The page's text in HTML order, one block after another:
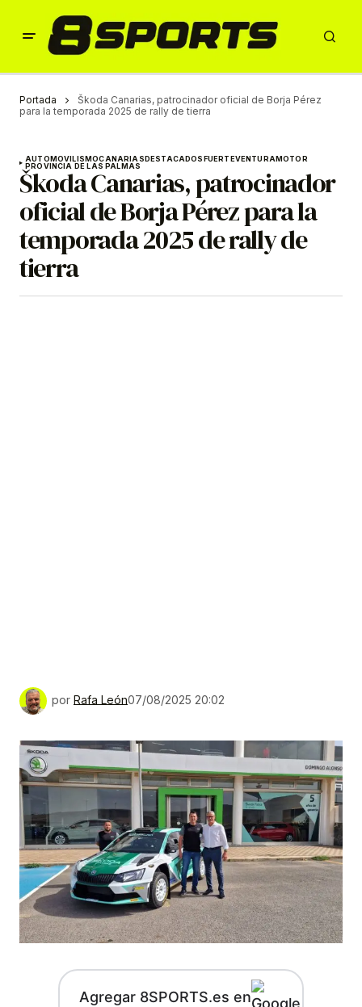
Portada
Škoda Canarias, patrocinador oficial de Borja Pérez
para la temporada 2025 de rally de tierra
AUTOMOVILISMOCANARIASDESTACADOSFUERTEVENTURAMOTOR
PROVINCIA DE LAS PALMAS
Škoda Canarias, patrocinador
oficial de Borja Pérez para la
temporada 2025 de rally de
tierra
por Rafa León07/08/2025 20:02
Agregar 8SPORTS.es en